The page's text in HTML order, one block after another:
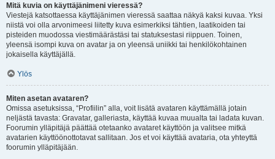
Mitä kuvia on käyttäjänimeni vieressä?
Viestejä katsottaessa käyttäjänimen vieressä saattaa näkyä kaksi kuvaa. Yksi
niistä voi olla arvonimeesi liitetty kuva esimerkiksi tähtien, laatikoiden tai
pisteiden muodossa viestimäärästäsi tai statuksestasi riippuen. Toinen,
yleensä isompi kuva on avatar ja on yleensä uniikki tai henkilökohtainen
jokaisella käyttäjällä.
Ylös
Miten asetan avataren?
Omissa asetuksissa, “Profiilin” alla, voit lisätä avataren käyttämällä jotain
neljästä tavasta: Gravatar, galleriasta, käyttää kuvaa muualta tai ladata kuvan.
Foorumin ylläpitäjä päättää otetaanko avataret käyttöön ja valitsee mitkä
avatarien käyttöönottotavat sallitaan. Jos et voi käyttää avataria, ota yhteyttä
foorumin ylläpitäjään.